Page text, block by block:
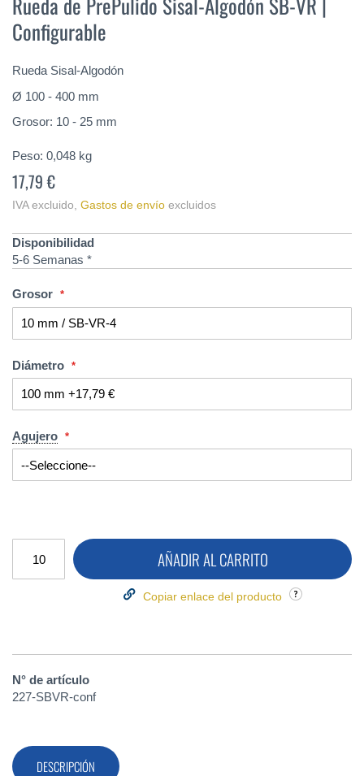
comienzo
de
la
de
imágenes
Configurable
Rueda Sisal-Algodón
Ø 100 - 400 mm
Grosor: 10 - 25 mm
Peso: 0,048 kg
17,79 €
IVA excluido, Gastos de envío excluidos
Disponibilidad
5-6 Semanas *
Grosor
Diámetro
Agujero
AÑADIR AL CARRITO
Copiar enlace del producto
N° de artículo
227-SBVR-conf
DESCRIPCIÓN